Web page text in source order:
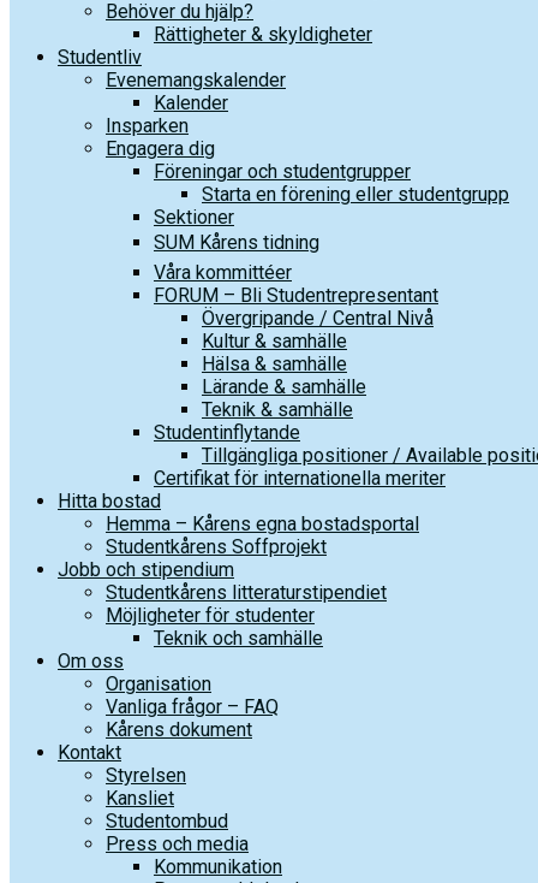
Behöver du hjälp?
Rättigheter & skyldigheter
Studentliv
Evenemangskalender
Kalender
Insparken
Engagera dig
Föreningar och studentgrupper
Starta en förening eller studentgrupp
Sektioner
SUM Kårens tidning
Våra kommittéer
FORUM – Bli Studentrepresentant
Övergripande / Central Nivå
Kultur & samhälle
Hälsa & samhälle
Lärande & samhälle
Teknik & samhälle
Studentinflytande
Tillgängliga positioner / Available
Certifikat för internationella meriter
Hitta bostad
Hemma – Kårens egna bostadsportal
Studentkårens Soffprojekt
Jobb och stipendium
Studentkårens litteraturstipendiet
Möjligheter för studenter
Teknik och samhälle
Om oss
Organisation
Vanliga frågor – FAQ
Kårens dokument
Kontakt
Styrelsen
Kansliet
Studentombud
Press och media
Kommunikation